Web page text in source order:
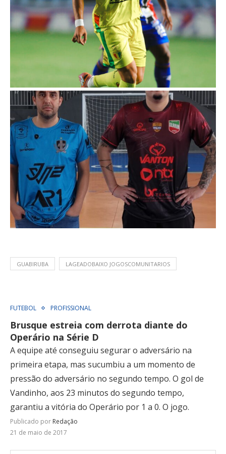
GUABIRUBA LAGEADOBAIXO JOGOSCOMUNITARIOS
FUTEBOL PROFISSIONAL
Brusque estreia com derrota diante do
Operário na Série D
A equipe até conseguiu segurar o adversário na
primeira etapa, mas sucumbiu a um momento de
pressão do adversário no segundo tempo. O gol de
Vandinho, aos 23 minutos do segundo tempo,
garantiu a vitória do Operário por 1 a 0. O jogo.
Publicado por Redação
21 de maio de 2017